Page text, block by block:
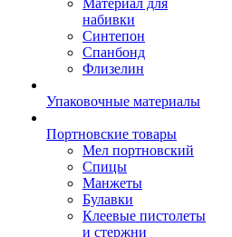
Материал для
набивки
Синтепон
Спанбонд
Флизелин
Упаковочные материалы
Портновские товары
Мел портновский
Спицы
Манжеты
Булавки
Клеевые пистолеты
и стержни